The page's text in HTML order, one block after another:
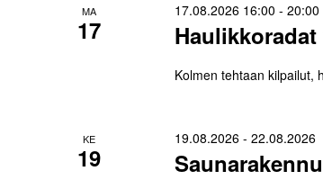
MA
17 Haulikkoradat
17.08.2026 16:00 -20:00
Kolmen tehtaan kilpailut,
KE
19
19.08.2026 -22.08.2026